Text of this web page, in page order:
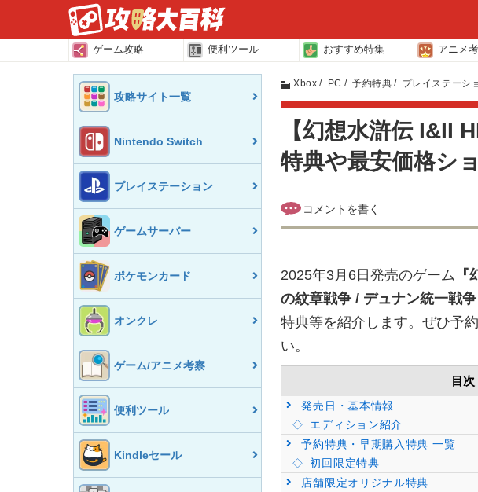
ゲーム攻略 便利ツール おすすめ特集 アニメ
攻略サイト一覧
Nintendo Switch
プレイステーション
ゲームサーバー
ポケモンカード
オンクレ
ゲーム/アニメ考察
便利ツール
Kindleセール
Xbox PC 予約特典 プレイステーシ
【幻想水滸伝 I&II
特典や最安価格シ
2025年3月6日発売のゲーム
の紋章戦争 / デュナン統一戦争
特典等を紹介します。ぜひ予
い。
目次
発売日・基本情報
エディション紹介
予約特典・早期購入特典 一覧
初回限定特典
店舗限定オリジナル特典